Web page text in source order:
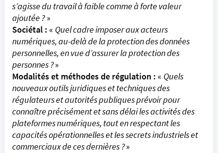
s’agisse du travail à faible comme à forte valeur
ajoutée ?»
Sociétal : « Quel cadre imposer aux acteurs
numériques, au-delà de la protection des données
personnelles, en vue d’assurer la protection des
personnes ?»
Modalités et méthodes de régulation : « Quels
nouveaux outils juridiques et techniques des
régulateurs et autorités publiques prévoir pour
connaître précisément et sans délai les activités des
plateformes numériques, tout en respectant les
capacités opérationnelles et les secrets industriels et
commerciaux de ces dernières ?»